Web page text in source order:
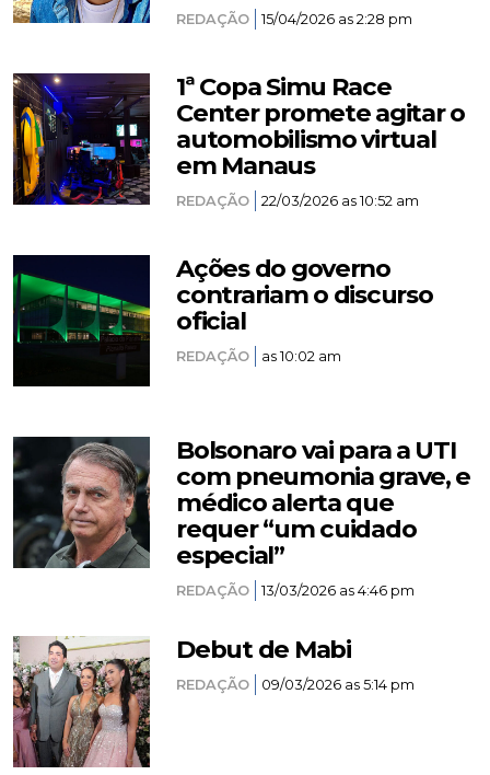
REDAÇÃO 15/04/2026 as 2:28 pm
1ª Copa Simu Race
Center promete agitar o
automobilismo virtual
em Manaus
REDAÇÃO 22/03/2026 as 10:52 am
Ações do governo
contrariam o discurso
oficial
REDAÇÃO as 10:02 am
Bolsonaro vai para a UTI
com pneumonia grave, e
médico alerta que
requer “um cuidado
especial”
REDAÇÃO 13/03/2026 as 4:46 pm
Debut de Mabi
REDAÇÃO 09/03/2026 as 5:14 pm